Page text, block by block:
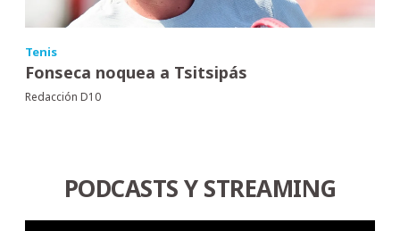
Tenis
Fonseca noquea a Tsitsipás
Redacción D10
PODCASTS Y STREAMING